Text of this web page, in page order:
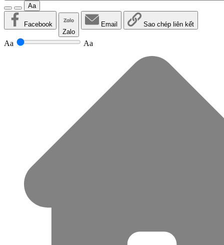
Aa
Facebook
Zalo
Email Sao chép liên kết
Aa Aa